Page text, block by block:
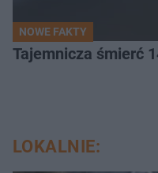
NOWE FAKTY
Tajemnicza śmierć
LOKALNIE: